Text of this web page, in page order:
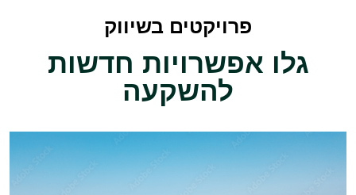
פרויקטים בשיווק
גלו אפשרויות חדשות
להשקעה